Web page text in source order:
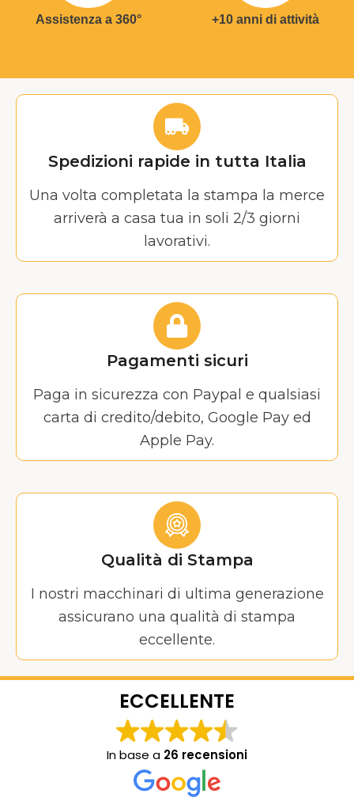
Assistenza a 360° +10 anni di attività
Spedizioni rapide in tutta Italia
Una volta completata la stampa la merce
arriverà a casa tua in soli 2/3 giorni
lavorativi.
Pagamenti sicuri
Paga in sicurezza con Paypal e qualsiasi
carta di credito/debito, Google Pay ed
Apple Pay.
Qualità di Stampa
I nostri macchinari di ultima generazione
assicurano una qualità di stampa
eccellente.
ECCELLENTE
In base a 26 recensioni